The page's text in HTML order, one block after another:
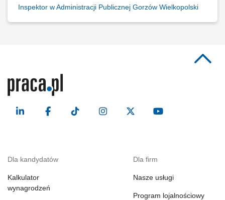
Inspektor w Administracji Publicznej Gorzów Wielkopolski
Dla kandydatów
Kalkulator
wynagrodzeń
Dla firm
Nasze usługi
Program lojalnościowy